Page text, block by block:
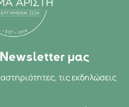
Newsletter μας
τις εκδηλώσεις